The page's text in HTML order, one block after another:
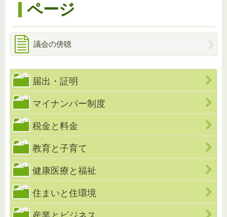
ページ
議会の傍聴
届出・証明
マイナンバー制度
税金と料金
教育と子育て
健康医療と福祉
住まいと住環境